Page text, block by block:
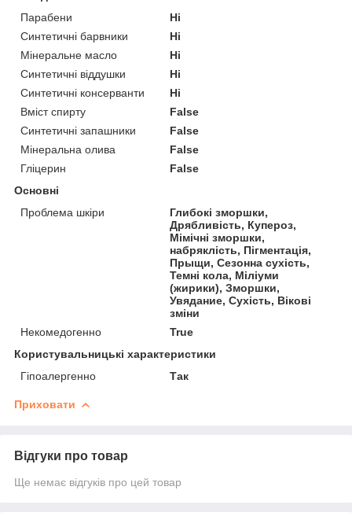
Парабени
Ні
Синтетичні барвники
Ні
Мінеральне масло
Ні
Синтетичні віддушки
Ні
Синтетичні консерванти
Ні
Вміст спирту
False
Синтетичні запашники
False
Мінеральна олива
False
Гліцерин
False
Основні
Проблема шкіри
Глибокі зморшки,
Дрябливість, Купероз,
Мімічні зморшки,
набряклість, Пігментація,
Прыщи, Сезонна сухість,
Темні кола, Міліуми
(жирики), Зморшки,
Увядание, Сухість, Вікові
зміни
Некомедогенно
True
Користувальницькі характеристики
Гіпоалергенно
Так
Приховати
Відгуки про товар
Ще немає відгуків про цей товар